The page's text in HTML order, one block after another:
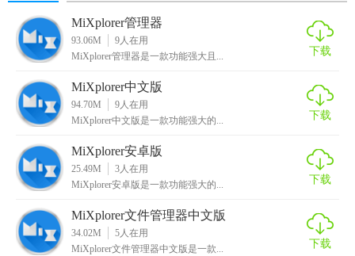
MiXplorer管理器
93.06M 9人在用
MiXplorer管理器是一款功能强大且...
下载
MiXplorer中文版
94.70M 9人在用
MiXplorer中文版是一款功能强大的...
下载
MiXplorer安卓版
25.49M 3人在用
MiXplorer安卓版是一款功能强大的...
下载
MiXplorer文件管理器中文版
34.02M 5人在用
MiXplorer文件管理器中文版是一款...
下载